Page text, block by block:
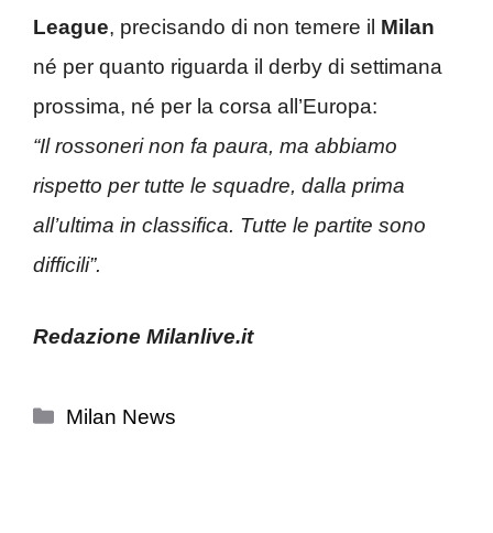
League, precisando di non temere il Milan
né per quanto riguarda il derby di settimana
prossima, né per la corsa all’Europa:
“Il rossoneri non fa paura, ma abbiamo
rispetto per tutte le squadre, dalla prima
all’ultima in classifica. Tutte le partite sono
difficili”.
Redazione Milanlive.it
Categorie
Milan News